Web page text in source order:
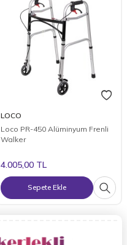
LOCO
Loco PR-450 Alüminyum Frenli
Walker
4.005,00TL
Sepete Ekle